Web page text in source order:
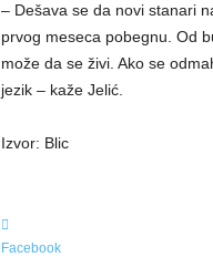
– Dešava se da novi stanari
prvog meseca pobegnu. Od
može da se živi. Ako se
jezik – kaže Jelić.
Izvor: Blic
Facebook